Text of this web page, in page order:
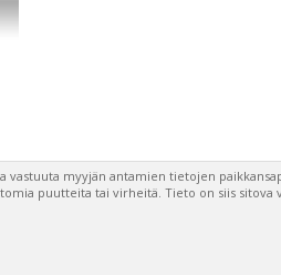
vastuuta myyjän antamien tietojen
puutteita tai virheitä. Tieto on siis sitova